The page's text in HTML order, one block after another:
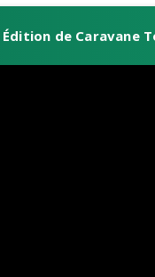
Édition de Caravane